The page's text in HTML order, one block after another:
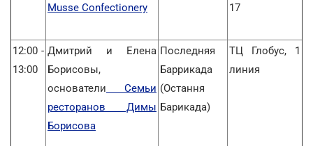
Musse Confectionery
17
12:00 -
13:00
Дмитрий и Елена
Борисовы,
основатели Семьи
ресторанов Димы
Борисова
Последняя
Баррикада
(Остання
Барикада)
ТЦ Глобус, 1
линия